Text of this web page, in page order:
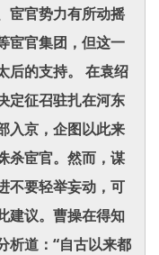
宦官势力有所动摇
宦官集团，但这一
后的支持。 在袁绍
定征召驻扎在河东
入京，企图以此来
杀宦官。然而，谋
不要轻举妄动，可
建议。曹操在得知
析道：“自古以来都